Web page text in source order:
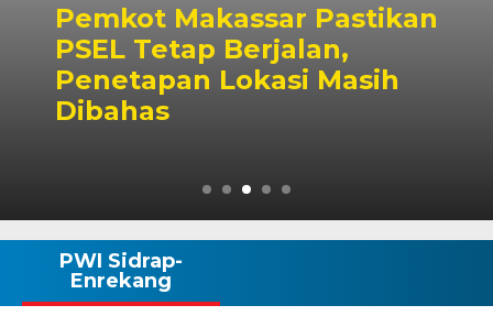
Pemkot Makassar Pastikan
PSEL Tetap Berjalan,
Penetapan Lokasi Masih
Dibahas
PWI Sidrap-
Enrekang